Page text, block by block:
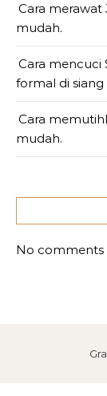
Cara
mudah.
Cara mencuci
formal di siang
Cara
mudah.
No comments